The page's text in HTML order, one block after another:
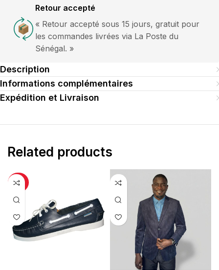
Retour accepté
« Retour accepté sous 15 jours, gratuit pour
les commandes livrées via La Poste du
Sénégal. »
Description
Informations complémentaires
Expédition et Livraison
Related products
-25%